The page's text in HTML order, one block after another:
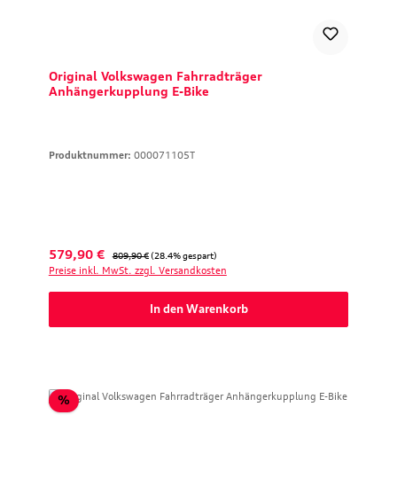
Original Volkswagen Fahrradträger
Anhängerkupplung E-Bike
Produktnummer: 000071105T
Verkaufspreis:
579,90 € Regulärer Preis:
809,90 € (28.4% gespart)
Preise inkl. MwSt. zzgl. Versandkosten
In den Warenkorb
%Rabatt